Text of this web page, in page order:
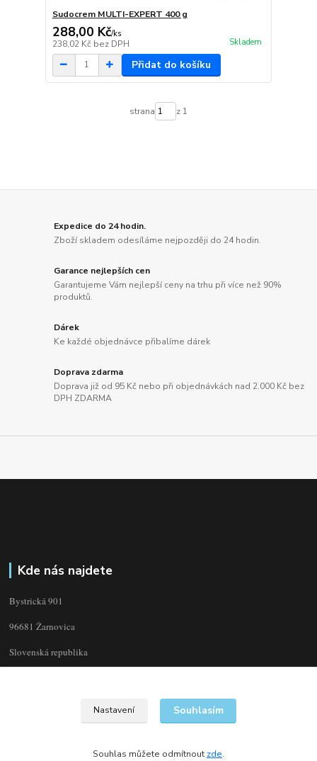
Sudocrem MULTI-EXPERT 400 g
288,00 Kč/ks
238,02 Kč bez DPH Skladem
Přidat do košíku
strana z 1
Expedice do 24 hodin.
Zboží skladem odesíláme nejpozději do 24 hodin.
Garance nejlepších cen
Garantujeme Vám nejlepší ceny na trhu při více než 90%
produktů.
Dárek
Ke každé objednávce přibalíme dárek
Doprava zdarma
Doprava již od 95 Kč nebo při objednávkách nad 2.000 Kč bez
DPH ZDARMA
Kde nás najdete
Bystrická 901
96681 Žarnovica
Slovenská republika
Nastavení Souhlasím
Souhlas můžete odmítnout zde.